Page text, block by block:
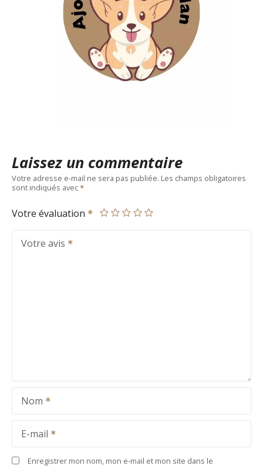
Laissez un commentaire
Votre adresse e-mail ne sera pas publiée. Les champs obligatoires
sont indiqués avec
Votre évaluation
Votre avis
Nom
E-mail
Enregistrer mon nom, mon e-mail et mon site dans le